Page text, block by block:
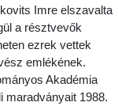
Imre elszavalta
a résztvevők
ezrek vettek
emlékének.
Akadémia
maradványait 1988.